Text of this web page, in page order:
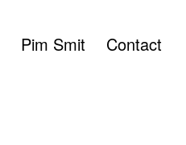
Pim Smit Contact